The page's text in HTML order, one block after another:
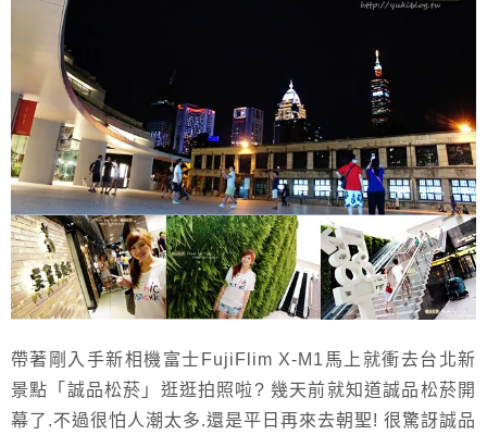
帶著剛入手新相機富士FujiFlim X-M1馬上就衝去台北新
景點「誠品松菸」逛逛拍照啦? 幾天前就知道誠品松菸開
幕了.不過很怕人潮太多.還是平日再來去朝聖! 很驚訝誠品